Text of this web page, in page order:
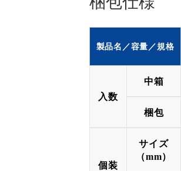
製品名／容量／規格
入数
中箱
梱包
個装
サイズ
（mm）